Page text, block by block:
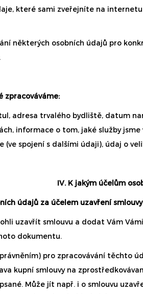
které sami zveřejníte na
některých osobních údajů pro
zpracováváme:
adresa trvalého bydliště, datum
informace o tom, jaké služby
(ve spojení s dalšími údaji), údaj o
IV. K jakým účelům
údajů za účelem uzavření
uzavřít smlouvu a dodat Vám
dokumentu.
pro zpracovávání těchto
kupní smlouvy na
Může jít např. i o smlouvu